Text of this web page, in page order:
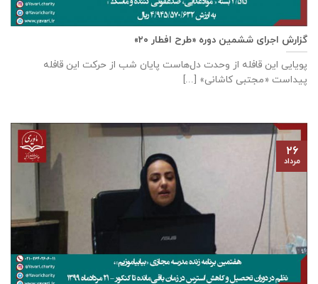
گزارش اجرای ششمین دوره «طرح افطار ۲۰»
پویایی این قافله از وحدت دل‌هاست پایان شب از حرکت این قافله
پیداست «مجتبی کاشانی» [...]
۲۶
مرداد